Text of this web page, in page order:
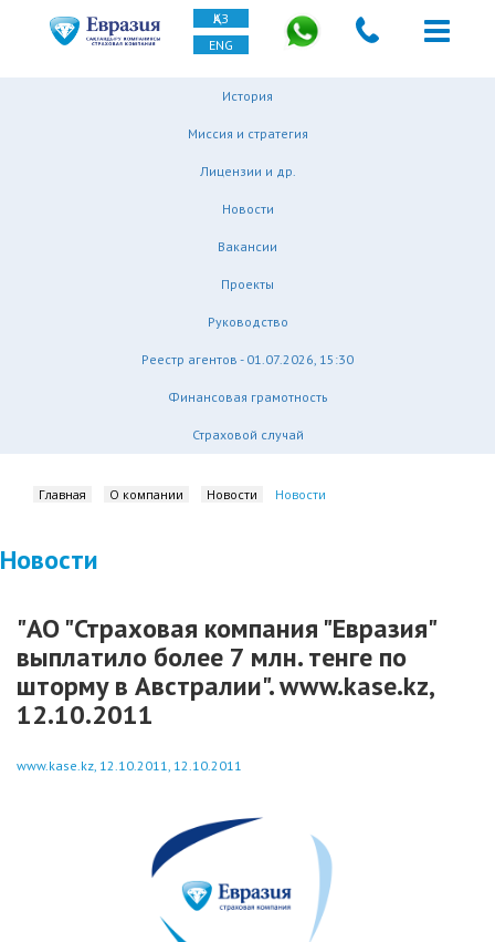
ҚАЗ
ENG
История
Миссия и стратегия
Лицензии и др.
Новости
Вакансии
Проекты
Руководство
Реестр агентов - 01.07.2026, 15:30
Финансовая грамотность
Страховой случай
Главная О компании Новости Новости
Новости
"АО "Страховая компания "Евразия"
выплатило более 7 млн. тенге по
шторму в Австралии". www.kase.kz,
12.10.2011
www.kase.kz, 12.10.2011, 12.10.2011